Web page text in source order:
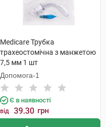
Medicare Трубка
трахеостомічна з манжетою
7,5 мм 1 шт
Допомога-1
Є в наявності
від 39.30 грн